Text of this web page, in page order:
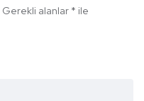
Gerekli alanlar * ile